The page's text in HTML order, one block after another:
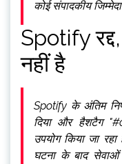
कोई संपादकीय
Spotify
नहीं है
Spotify के अंतिम
दिया और हैशटैग
उपयोग किया जा
घटना के बाद सेवाओं